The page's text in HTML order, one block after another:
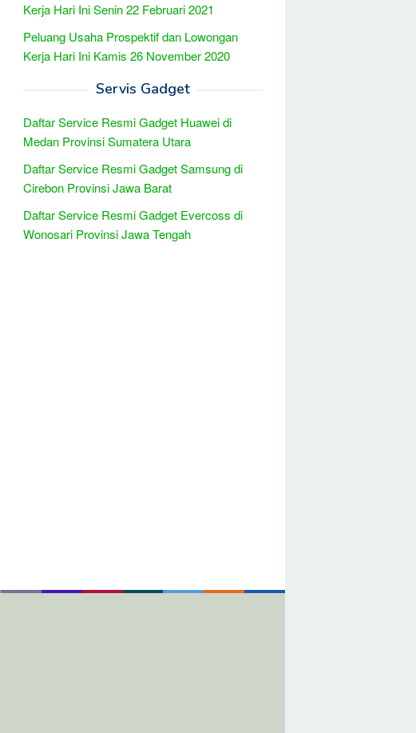
Kerja Hari Ini Senin 22 Februari 2021
Peluang Usaha Prospektif dan Lowongan
Kerja Hari Ini Kamis 26 November 2020
Servis Gadget
Daftar Service Resmi Gadget Huawei di
Medan Provinsi Sumatera Utara
Daftar Service Resmi Gadget Samsung di
Cirebon Provinsi Jawa Barat
Daftar Service Resmi Gadget Evercoss di
Wonosari Provinsi Jawa Tengah